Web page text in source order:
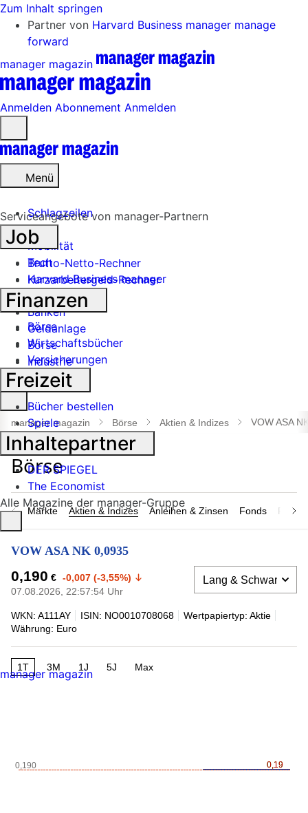
Zum Inhalt springen
Partner von Harvard Business manager manage
forward
manager magazin
Anmelden Abonnement Anmelden
öffnen
Menü
Schlagzeilen
Mobilität
Tech
Harvard Business manager
Handel
Banken
Geldanlage
Börse
Industrie
Suche
öffnen
manager magazin Börse Aktien & Indizes VOW ASA
Märkte Aktien & Indizes Anleihen & Zinsen Fonds
VOW ASA NK 0,0935
0,190 € -0,007 (-3,55%)
07.08.2026, 22:57:54 Uhr
WKN: A111AY ISIN: NO0010708068
Wertpapiertyp: Aktie
Währung: Euro
1T 3M 1J 5J Max
0,19
0,19
0,190
Serviceangebote von manager-Partnern
Job
Brutto-Netto-Rechner
Kurzarbeitergeld-Rechner
Finanzen
Börse
Wirtschaftsbücher
Versicherungen
Freizeit
Bücher bestellen
Spiele
Inhaltepartner
DER SPIEGEL
The Economist
Alle Magazine der manager-Gruppe
manager magazin